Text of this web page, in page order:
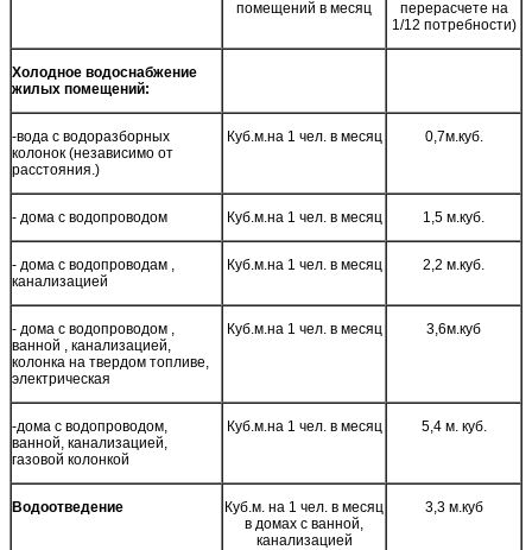
помещений в месяц
перерасчете на
1/12 потребности)
Холодное водоснабжение
жилых помещений:
-вода с водоразборных
колонок (независимо от
расстояния.)
Куб.м.на 1 чел. в месяц 0,7м.куб.
- дома с водопроводом Куб.м.на 1 чел. в месяц 1,5 м.куб.
- дома с водопроводам ,
канализацией
Куб.м.на 1 чел. в месяц 2,2 м.куб.
- дома с водопроводом ,
ванной , канализацией,
колонка на твердом топливе,
электрическая
Куб.м.на 1 чел. в месяц 3,6м.куб
-дома с водопроводом,
ванной, канализацией,
газовой колонкой
Куб.м.на 1 чел. в месяц 5,4 м. куб.
Водоотведение
Куб.м. на 1 чел. в месяц
в домах с ванной,
канализацией
3,3 м.куб